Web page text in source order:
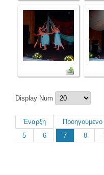
Display Num
Έναρξη Προηγούμενο
5
6 7 8